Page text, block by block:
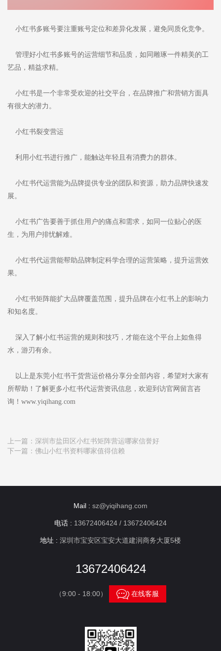
小红书多账号要注重账号定位和差异化发展，避免同质化竞争。
管理好小红书多账号的运营细节和品质，如同雕琢一件精美的工
艺品，精益求精。
小红书是一个非常受欢迎的社交平台，在品牌推广和营销方面具
有很大的潜力。
小红书裂变营运
利用小红书进行推广，能触达年轻且有消费力的群体。
小红书代运营能为品牌提供专业的团队和资源，助力品牌快速发
展。
小红书广告要善于抓住用户的痛点和需求，如同一位贴心的医
生，为用户排忧解难。
小红书代运营能帮助品牌制定科学合理的运营策略，提升运营效
果。
小红书矩阵能扩大品牌覆盖范围，提升品牌在小红书上的影响力
和知名度。
深入了解小红书运营的规则和技巧，才能在这个平台上如鱼得
水，游刃有余。
以上是东莞小红书干货营运价格分享分全部内容，希望对大家有
所帮助！了解更多小红书代运营资讯信息，欢迎到访官网留言咨
询！www.yiqihang.com
上一篇： 深圳市盐田区小红书矩阵营运哪家信誉好
下一篇： 佛山小红书资料哪家值得信赖
Mail : sz@yiqihang.com
电话 : 13672406424 / 13672406424
地址 : 深圳市宝安区宝安大道建润商务大厦5楼
13672406424
（9:00 - 18:00） 在线客服